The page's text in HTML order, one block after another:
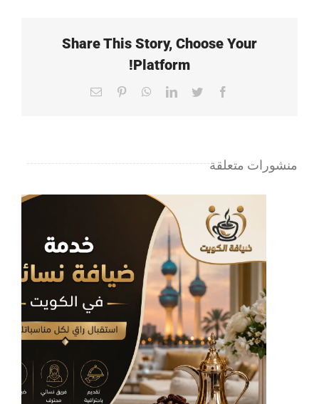
65080771
Share This Story, Choose Your
Platform!
Facebook
Twitter
LinkedIn
WhatsApp
Pinterest
Email
منشورات متعلقة